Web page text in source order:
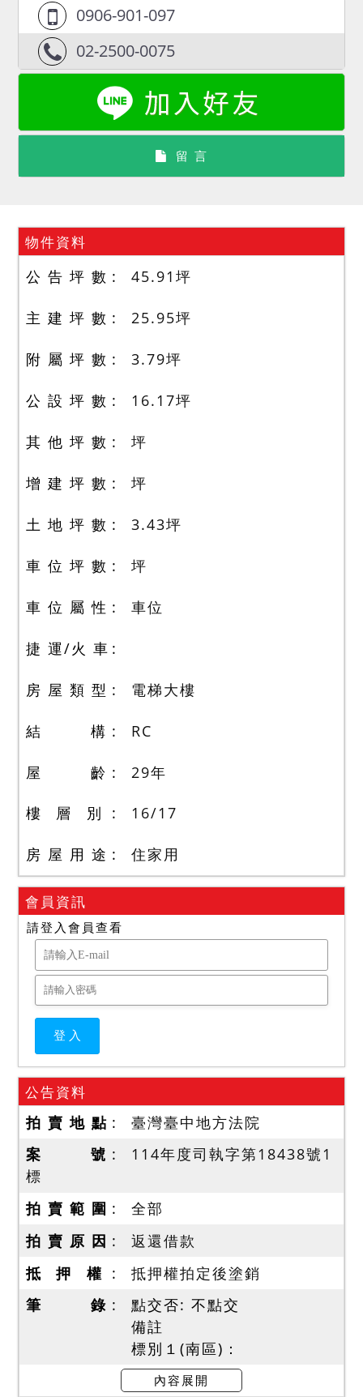
0906-901-097
02-2500-0075
留 言
物件資料
公 告 坪 數 45.91 坪
主 建 坪 數 25.95坪
附 屬 坪 數 3.79坪
公 設 坪 數 16.17坪
其 他 坪 數 坪
增 建 坪 數 坪
土 地 坪 數 3.43坪
車 位 坪 數 坪
車 位 屬 性 車位
捷 運/火 車
房 屋 類 型 電梯大樓
結 構 RC
屋 齡 29年
樓 層 別 16/17
房 屋 用 途 住家用
會員資訊
請登入會員查看
公告資料
拍 賣 地 點
臺灣臺中地方法院
案 號
114年度司執字第18438號1
標
拍 賣 範 圍
全部
拍 賣 原 因
返還借款
抵 押 權
抵押權拍定後塗銷
筆 錄
點交否: 不點交
備註
標別１(南區)：
一、標的：
土地１（341-5地號）
內容展開